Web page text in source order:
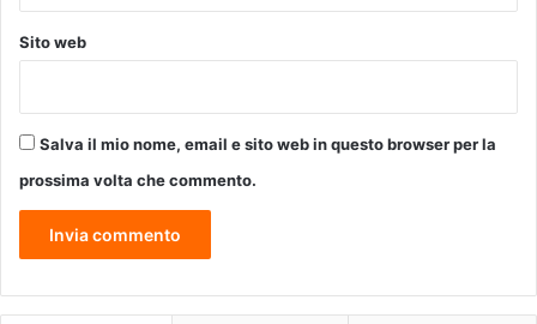
O
Sito web
Salva il mio nome, email e sito web in questo browser per la
prossima volta che commento.